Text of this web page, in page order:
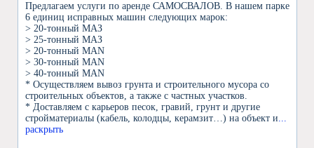
Предлагаем услуги по аренде САМОСВАЛОВ. В нашем парке
6 единиц исправных машин следующих марок:
> 20-тонный МАЗ
> 25-тонный МАЗ
> 20-тонный MAN
> 30-тонный MAN
> 40-тонный MAN
* Осуществляем вывоз грунта и строительного мусора со
строительных объектов, а также с частных участков.
* Доставляем с карьеров песок, гравий, грунт и другие
стройматериалы (кабель, колодцы, керамзит…) на объект и...
раскрыть